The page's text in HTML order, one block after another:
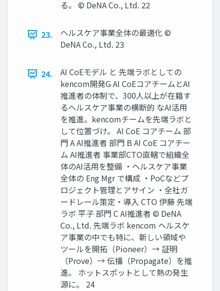
る。 © DeNA Co., Ltd. 22
23.
ヘルスケア事業全体の最適化 ©
DeNA Co., Ltd. 23
24.
AI CoEモデル と 先端ラボとしての
kencom開発G AI CoEコアチームとAI
推進者の体制で、300人以上が在籍す
るヘルスケア事業の横断的 なAI活用
を推進。kencomチームを先端ラボと
して位置づけ。 AI CoE コアチーム 部
門 A AI推進者 部門 B AI CoE コアチー
ム AI推進者 事業部CTO直轄で組織全
体のAI活用を整備 ・ヘルスケア事業
全体の Eng Mgr で構成 ・PoCなどプ
ロジェクト管理とアサイン ・全社ガ
ードレール策定・導入 CTO 伊藤 先端
ラボ 平子 部門 C AI推進者 © DeNA
Co., Ltd. 先端ラボ kencom ヘルスケ
ア事業の中でも特に、新しい領域や
ツールを開拓（Pioneer）→ 証明
（Prove）→ 伝播（Propagate）を推
進。 ホットスポットとして熱の発生
源に。 24